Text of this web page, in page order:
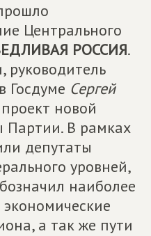
Центрального
РОССИЯ.
руководитель
Госдуме Сергей
новой
В рамках
депутаты
уровней,
наиболее
а так же пути